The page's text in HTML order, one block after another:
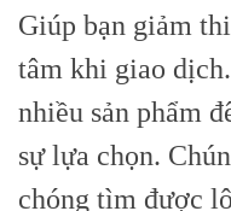
Giúp bạn giảm
tâm khi giao dịch.
nhiều sản phẩm
sự lựa chọn.
chóng tìm được